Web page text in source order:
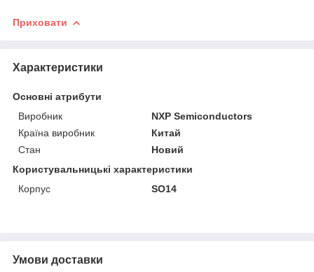
Приховати
Характеристики
Основні атрибути
Виробник
NXP Semiconductors
Країна виробник
Китай
Стан
Новий
Користувальницькі характеристики
Корпус
SO14
Умови доставки